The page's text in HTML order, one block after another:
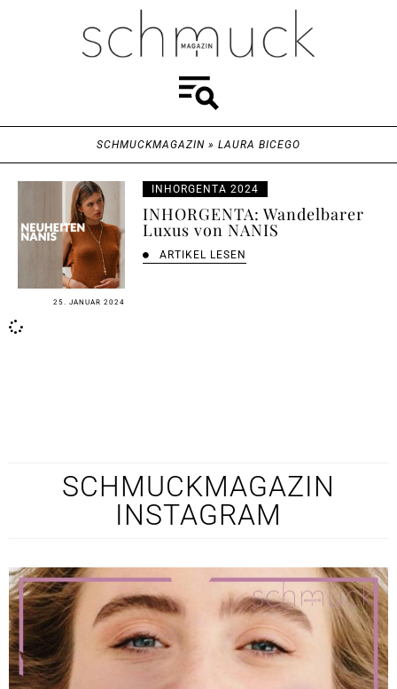
SCHMUCKMAGAZIN » LAURA BICEGO
25. JANUAR 2024
INHORGENTA 2024
INHORGENTA: Wandelbarer
Luxus von NANIS
ARTIKEL LESEN
SCHMUCKMAGAZIN
INSTAGRAM